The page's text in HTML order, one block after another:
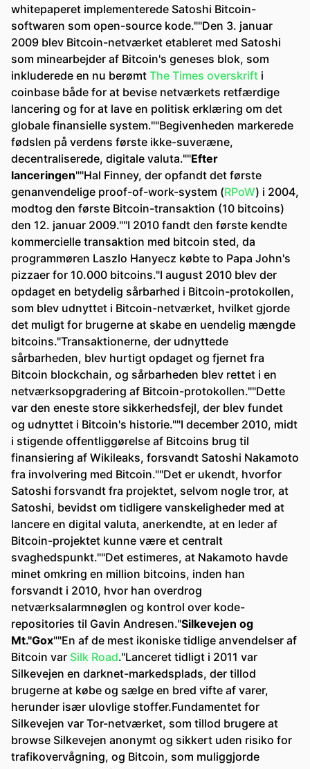
whitepaperet implementerede Satoshi Bitcoin-
softwaren som open-source kode.""Den 3. januar
2009 blev Bitcoin-netværket etableret med Satoshi
som minearbejder af Bitcoin's geneses blok, som
inkluderede en nu berømt The Times overskrift i
coinbase både for at bevise netværkets retfærdige
lancering og for at lave en politisk erklæring om det
globale finansielle system.""Begivenheden markerede
fødslen på verdens første ikke-suveræne,
decentraliserede, digitale valuta.""Efter
lanceringen""Hal Finney, der opfandt det første
genanvendelige proof-of-work-system (RPoW) i 2004,
modtog den første Bitcoin-transaktion (10 bitcoins)
den 12. januar 2009.""I 2010 fandt den første kendte
kommercielle transaktion med bitcoin sted, da
programmøren Laszlo Hanyecz købte to Papa John's
pizzaer for 10.000 bitcoins."I august 2010 blev der
opdaget en betydelig sårbarhed i Bitcoin-protokollen,
som blev udnyttet i Bitcoin-netværket, hvilket gjorde
det muligt for brugerne at skabe en uendelig mængde
bitcoins."Transaktionerne, der udnyttede
sårbarheden, blev hurtigt opdaget og fjernet fra
Bitcoin blockchain, og sårbarheden blev rettet i en
netværksopgradering af Bitcoin-protokollen.""Dette
var den eneste store sikkerhedsfejl, der blev fundet
og udnyttet i Bitcoin's historie.""I december 2010, midt
i stigende offentliggørelse af Bitcoins brug til
finansiering af Wikileaks, forsvandt Satoshi Nakamoto
fra involvering med Bitcoin.""Det er ukendt, hvorfor
Satoshi forsvandt fra projektet, selvom nogle tror, at
Satoshi, bevidst om tidligere vanskeligheder med at
lancere en digital valuta, anerkendte, at en leder af
Bitcoin-projektet kunne være et centralt
svaghedspunkt.""Det estimeres, at Nakamoto havde
minet omkring en million bitcoins, inden han
forsvandt i 2010, hvor han overdrog
netværksalarmnøglen og kontrol over kode-
repositories til Gavin Andresen."Silkevejen og
Mt."Gox""En af de mest ikoniske tidlige anvendelser af
Bitcoin var Silk Road."Lanceret tidligt i 2011 var
Silkevejen en darknet-markedsplads, der tillod
brugerne at købe og sælge en bred vifte af varer,
herunder især ulovlige stoffer.Fundamentet for
Silkevejen var Tor-netværket, som tillod brugere at
browse Silkevejen anonymt og sikkert uden risiko for
trafikovervågning, og Bitcoin, som muliggjorde